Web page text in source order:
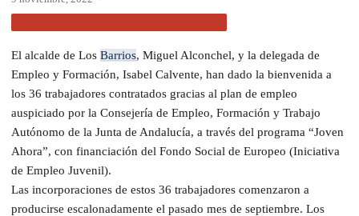
El alcalde de Los Barrios, Miguel Alconchel, y la delegada de
Empleo y Formación, Isabel Calvente, han dado la bienvenida a
los 36 trabajadores contratados gracias al plan de empleo
auspiciado por la Consejería de Empleo, Formación y Trabajo
Autónomo de la Junta de Andalucía, a través del programa “Joven
Ahora”, con financiación del Fondo Social de Europeo (Iniciativa
de Empleo Juvenil).
Las incorporaciones de estos 36 trabajadores comenzaron a
producirse escalonadamente el pasado mes de septiembre. Los